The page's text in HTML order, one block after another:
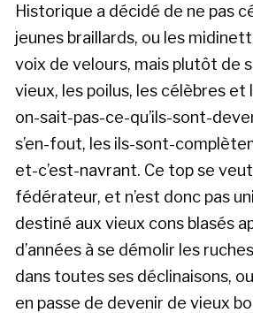
Historique a décidé de ne pas
jeunes braillards, ou les
voix de velours, mais plutôt de
vieux, les poilus, les célèbres et
on-sait-pas-ce-qu’ils-sont-
s’en-fout, les ils-sont-
et-c’est-navrant. Ce top se
fédérateur, et n’est donc pas
destiné aux vieux cons blasés
d’années à se démolir les
dans toutes ses déclinaisons,
en passe de devenir de vieux